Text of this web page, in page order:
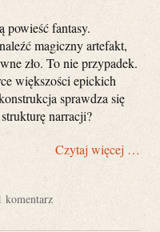
powieść fantasy.
magiczny artefakt,
zło. To nie przypadek.
większości epickich
sprawdza się
narracji?
Czytaj więcej …
komentarz